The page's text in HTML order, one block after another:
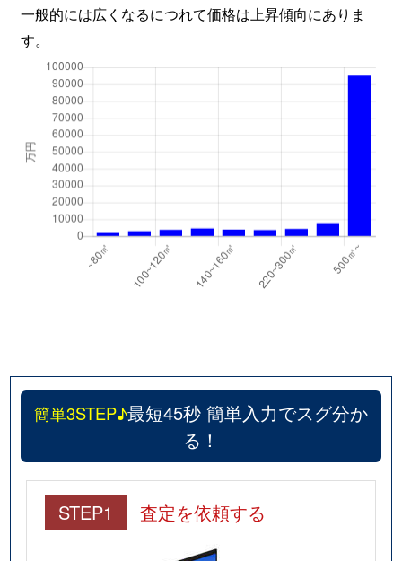
一般的には広くなるにつれて価格は上昇傾向にありま
す。
簡単3STEP♪最短45秒 簡単入力でスグ分か
る！
STEP1 査定を依頼する